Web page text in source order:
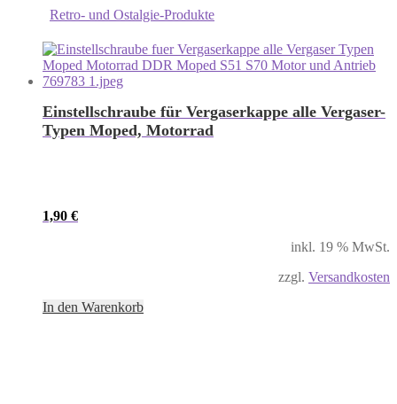
Retro- und Ostalgie-Produkte
Einstellschraube für Vergaserkappe alle Vergaser-
Typen Moped, Motorrad
1,90 €
inkl. 19 % MwSt.
zzgl. Versandkosten
In den Warenkorb